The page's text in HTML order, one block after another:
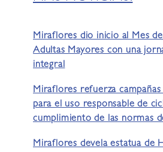
Miraflores dio inicio al Mes de
Adultas Mayores con una
integral
Miraflores refuerza campañas
para el uso responsable de
cumplimiento de las normas
Miraflores devela estatua de